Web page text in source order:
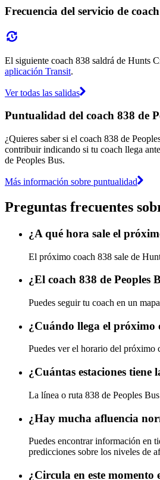
Frecuencia del servicio de
El siguiente coach 838 saldrá de Hunts
aplicación Transit.
Ver todas las salidas
Puntualidad del coach 838 de
¿Quieres saber si el coach 838 de
contribuir indicando si tu coach llega
de Peoples Bus.
Más información sobre puntualidad
Preguntas frecuentes
¿A qué hora sale el
El próximo coach 838 sale de
¿El coach 838 de Peoples
Puedes seguir tu coach en un
¿Cuándo llega el próximo
Puedes ver el horario del próximo
¿Cuántas estaciones tiene
La línea o ruta 838 de Peoples
¿Hay mucha afluencia
Puedes encontrar información en
predicciones sobre los niveles de
¿Circula en este momento